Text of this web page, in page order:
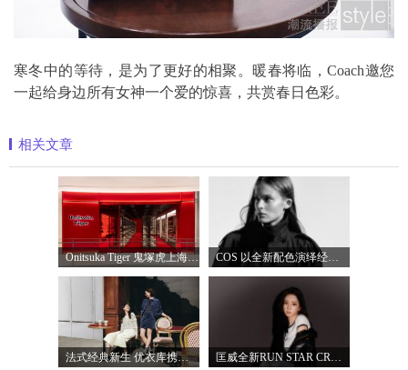
寒冬中的等待，是为了更好的相聚。暖春将临，Coach邀您
一起给身边所有女神一个爱的惊喜，共赏春日色彩。
相关文章
Onitsuka Tiger 鬼塚虎上海环贸 iapm 概念店盛 COS 以全新配色演绎经典漏斗领风衣
法式经典新生 优衣库携手COMPTOIR DES COTO 匡威全新RUN STAR CRUSH「小鲨鱼厚底鞋」飒